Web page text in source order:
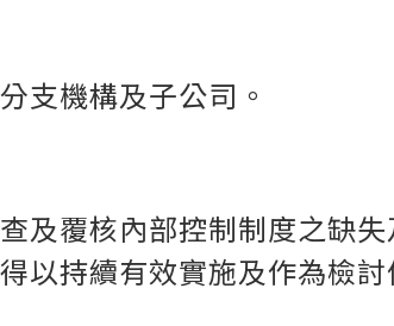
支機構及子公司。
及覆核內部控制制度之缺
以持續有效實施及作為檢